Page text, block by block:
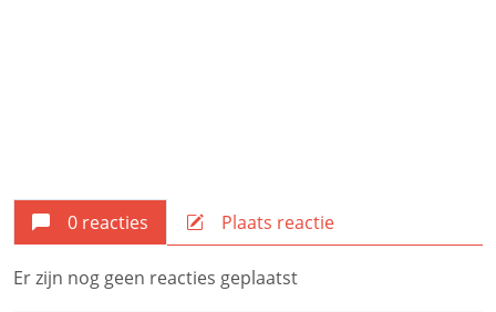
0 reacties Plaats reactie
Er zijn nog geen reacties geplaatst